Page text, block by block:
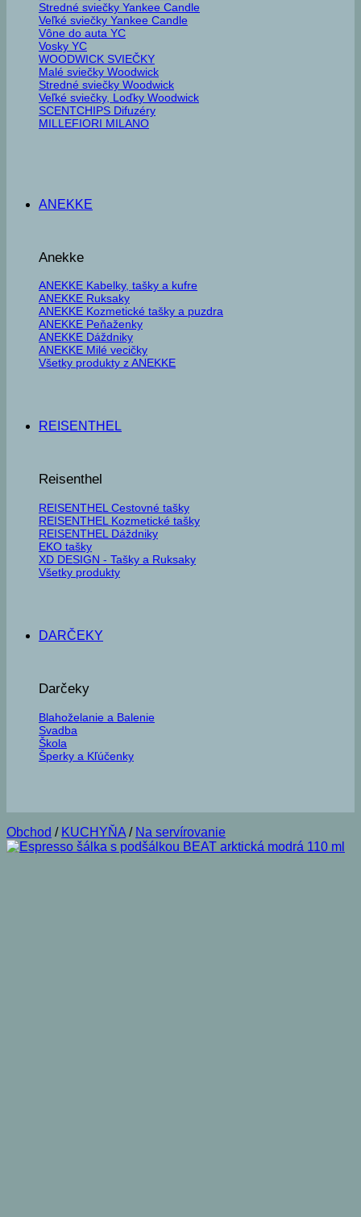
Stredné sviečky Yankee Candle
Veľké sviečky Yankee Candle
Vône do auta YC
Vosky YC
WOODWICK SVIEČKY
Malé sviečky Woodwick
Stredné sviečky Woodwick
Veľké sviečky, Loďky Woodwick
SCENTCHIPS Difuzéry
MILLEFIORI MILANO
ANEKKE
Anekke
ANEKKE Kabelky, tašky a kufre
ANEKKE Ruksaky
ANEKKE Kozmetické tašky a puzdra
ANEKKE Peňaženky
ANEKKE Dáždniky
ANEKKE Milé vecičky
Všetky produkty z ANEKKE
REISENTHEL
Reisenthel
REISENTHEL Cestovné tašky
REISENTHEL Kozmetické tašky
REISENTHEL Dáždniky
EKO tašky
XD DESIGN - Tašky a Ruksaky
Všetky produkty
DARČEKY
Darčeky
Blahoželanie a Balenie
Svadba
Škola
Šperky a Kľúčenky
Obchod / KUCHYŇA / Na servírovanie